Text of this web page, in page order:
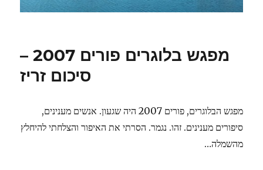
מפגש בלוגרים פורים 2007 –
סיכום זריז
מפגש הבלוגרים, פורים 2007 היה שגעון. אנשים מענינים,
סיפורים מענינים. זהו. נגמר. הסרתי את האיפור והצלחתי להיחלץ
מהשמלה…